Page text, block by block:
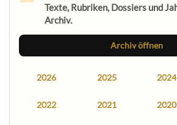
Texte, Rubriken, Dossiers und
Archiv.
Archiv öffnen
2026 2025 2024
2022 2021 2020